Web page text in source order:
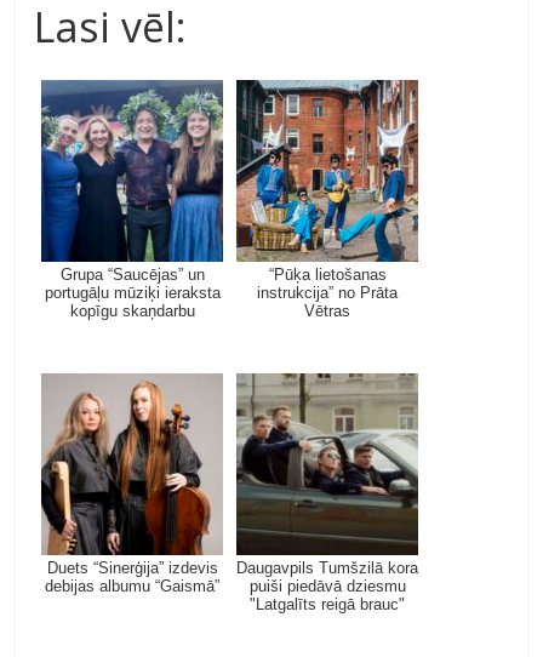
Lasi vēl:
Grupa “Saucējas” un
portugāļu mūziķi ieraksta
kopīgu skaņdarbu
“Pūķa lietošanas
instrukcija” no Prāta
Vētras
Duets “Sinerģija” izdevis
debijas albumu “Gaismā”
Daugavpils Tumšzilā kora
puiši piedāvā dziesmu
"Latgalīts reigā brauc"